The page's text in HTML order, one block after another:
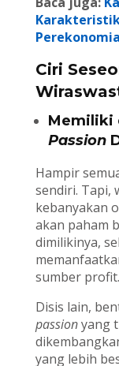
Ciri
Memiliki
Passion
Hampir
sendiri. Tapi,
kebanyakan
akan paham
dimilikinya,
sumber profit.
Disis lain,
passionyang
yang lebih